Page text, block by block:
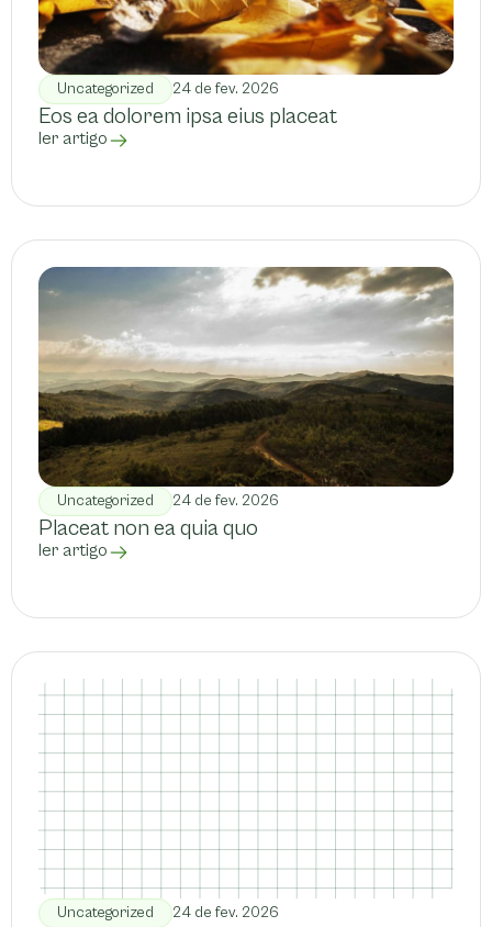
Uncategorized 24 de fev. 2026
Eos ea dolorem ipsa eius placeat
ler artigo
Uncategorized 24 de fev. 2026
Placeat non ea quia quo
ler artigo
Uncategorized 24 de fev. 2026